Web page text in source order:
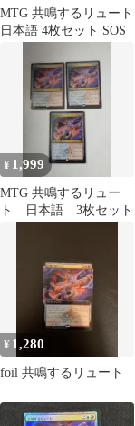
MTG 共鳴するリュート
日本語 4枚セット SOS
¥ 1,999
MTG 共鳴するリュー
ト 日本語 3枚セット
¥ 1,280
foil 共鳴するリュート